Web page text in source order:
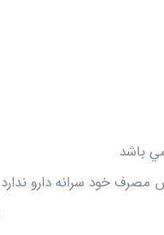
باشد
خود سرانه دارو ندارد